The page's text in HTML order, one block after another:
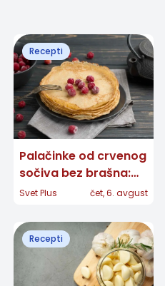
Recepti
Palačinke od crvenog
sočiva bez brašna:
Jednostavan recept
Svet Plus čet, 6. avgust
Recepti